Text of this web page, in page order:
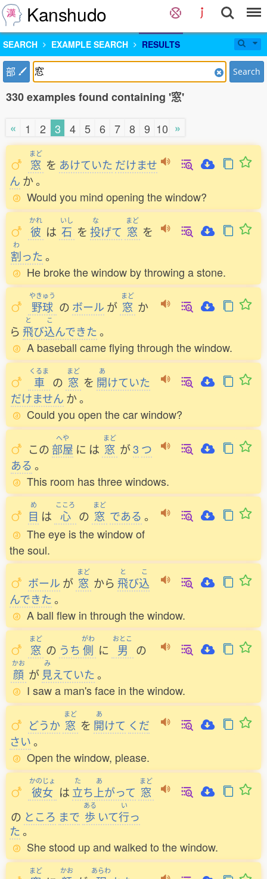
Kanshudo
SEARCH EXAMPLE SEARCH RESULTS
部 Search
330 examples found containing '窓'
« 1 2 3 4 5 6 7 8 9 10 »
まど
窓 を あけていた だけませ
ん か。
Would you mind opening the window?
かれ
彼 は
いし
石 を
な
投げて
まど
窓 を
わ
割った。
He broke the window by throwing a stone.
やきゅう
野球 の ボール が
まど
窓 か
ら
と
飛び
こ
込んできた。
A baseball came flying through the window.
くるま
車 の
まど
窓 を
あ
開けていた
だけません か。
Could you open the car window?
この
へや
部屋 に は
まど
窓 が3 つ
ある 。
This room has three windows.
め
目 は
こころ
心 の
まど
窓 である 。
The eye is the window of
the soul.
ボール が
まど
窓 から
と
飛び
こ
込
んできた。
A ball flew in through the window.
まど
窓 の うち
がわ
側 に
おとこ
男 の
かお
顔 が
み
見えていた。
I saw a man's face in the window.
どうか
まど
窓 を
あ
開けて くだ
さい。
Open the window, please.
かのじょ
彼女 は
た
立ち
あ
上がって
まど
窓
の ところ まで
ある
歩 いて
い
行っ
た。
She stood up and walked to the window.
まど かお あらわ